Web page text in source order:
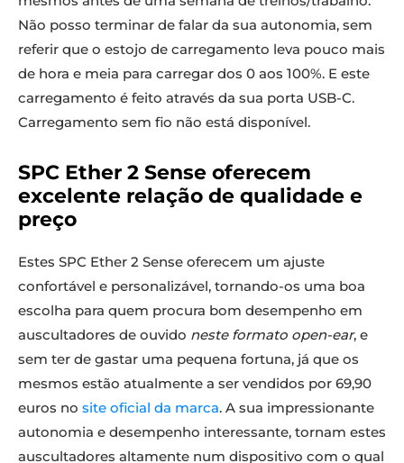
Não posso terminar de falar da sua autonomia, sem
referir que o estojo de carregamento leva pouco mais
de hora e meia para carregar dos 0 aos 100%. E este
carregamento é feito através da sua porta USB-C.
Carregamento sem fio não está disponível.
SPC Ether 2 Sense oferecem
excelente relação de qualidade e
preço
Estes SPC Ether 2 Sense oferecem um ajuste
confortável e personalizável, tornando-os uma boa
escolha para quem procura bom desempenho em
auscultadores de ouvido neste formato open-ear, e
sem ter de gastar uma pequena fortuna, já que os
mesmos estão atualmente a ser vendidos por 69,90
euros no site oficial da marca. A sua impressionante
autonomia e desempenho interessante, tornam estes
auscultadores altamente num dispositivo com o qual